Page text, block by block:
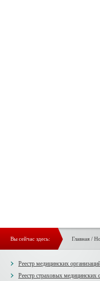
Вы сейчас здесь: Главная/
Реестр медицинских
Реестр страховых медицинских